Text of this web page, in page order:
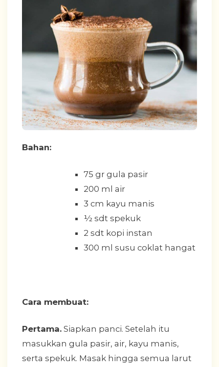
Bahan:
75 gr gula pasir
200 ml air
3 cm kayu manis
½ sdt spekuk
2 sdt kopi instan
300 ml susu coklat hangat
Cara membuat:
Pertama. Siapkan panci. Setelah itu
masukkan gula pasir, air, kayu manis,
serta spekuk. Masak hingga semua larut